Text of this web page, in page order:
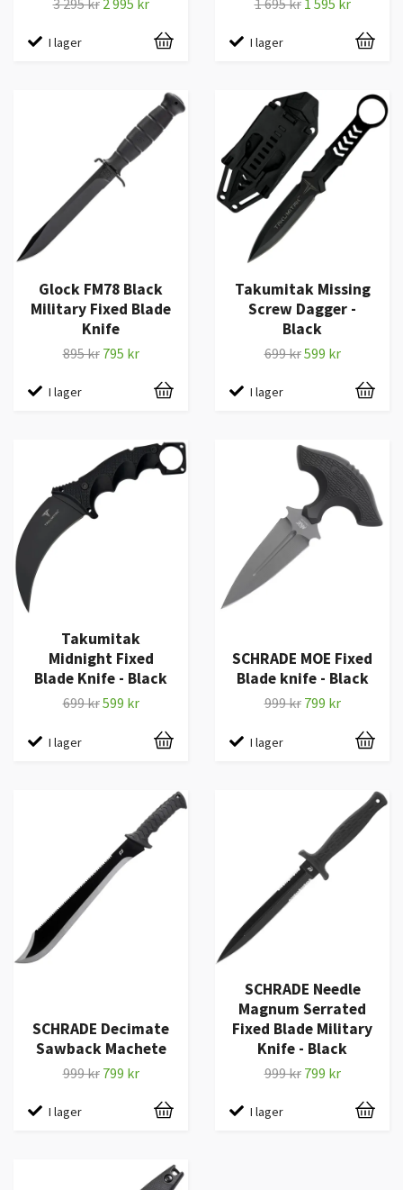
I lager I lager
Glock FM78 Black
Military Fixed Blade
Knife
895 kr 795 kr
I lager
Takumitak Missing
Screw Dagger -
Black
699 kr599 kr
I lager
Takumitak
Midnight Fixed
Blade Knife - Black
699 kr599 kr
I lager
SCHRADE MOE Fixed
Blade knife - Black
999 kr 799 kr
I lager
SCHRADE Decimate
Sawback Machete
999 kr 799 kr
I lager
SCHRADE Needle
Magnum Serrated
Fixed Blade Military
Knife - Black
999 kr 799 kr
I lager